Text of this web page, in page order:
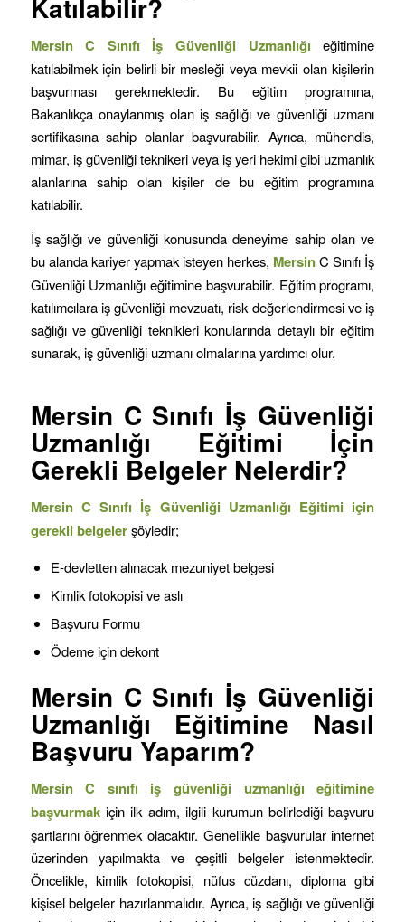
Katılabilir?
Mersin C Sınıfı İş Güvenliği Uzmanlığı eğitimine
katılabilmek için belirli bir mesleği veya mevkii olan kişilerin
başvurması gerekmektedir. Bu eğitim programına,
Bakanlıkça onaylanmış olan iş sağlığı ve güvenliği uzmanı
sertifikasına sahip olanlar başvurabilir. Ayrıca, mühendis,
mimar, iş güvenliği teknikeri veya iş yeri hekimi gibi uzmanlık
alanlarına sahip olan kişiler de bu eğitim programına
katılabilir.
İş sağlığı ve güvenliği konusunda deneyime sahip olan ve
bu alanda kariyer yapmak isteyen herkes, MersinC Sınıfı İş
Güvenliği Uzmanlığı eğitimine başvurabilir. Eğitim programı,
katılımcılara iş güvenliği mevzuatı, risk değerlendirmesi ve iş
sağlığı ve güvenliği teknikleri konularında detaylı bir eğitim
sunarak, iş güvenliği uzmanı olmalarına yardımcı olur.
Mersin C Sınıfı İş Güvenliği
Uzmanlığı Eğitimi İçin
Gerekli Belgeler Nelerdir?
Mersin C Sınıfı İş Güvenliği Uzmanlığı Eğitimi için
gerekli belgelerşöyledir;
E-devletten alınacak mezuniyet belgesi
Kimlik fotokopisi ve aslı
Başvuru Formu
Ödeme için dekont
Mersin C Sınıfı İş Güvenliği
Uzmanlığı Eğitimine Nasıl
Başvuru Yaparım?
Mersin C sınıfı iş güvenliği uzmanlığı
eğitimine
başvurmakiçin ilk adım, ilgili kurumun belirlediği başvuru
şartlarını öğrenmek olacaktır. Genellikle başvurular internet
üzerinden yapılmakta ve çeşitli belgeler istenmektedir.
Öncelikle, kimlik fotokopisi, nüfus cüzdanı, diploma gibi
kişisel belgeler hazırlanmalıdır. Ayrıca, iş sağlığı ve güvenliği